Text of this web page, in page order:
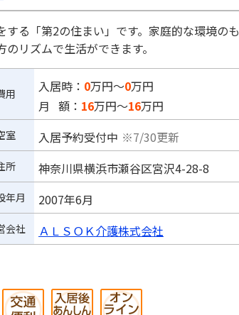
る「第2の住まい」です。家庭的な環境のも
リズムで生活ができます。
用 入居時： 0万円～0万円
月 額： 16万円～16万円
室 入居予約受付中 ※7/30更新
所 神奈川県横浜市瀬谷区宮沢4-28-8
年月 2007年6月
会社 ＡＬＳＯＫ介護株式会社